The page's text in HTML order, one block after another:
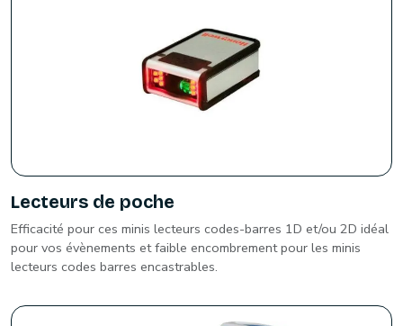
Lecteurs de poche
Efficacité pour ces minis lecteurs codes-barres 1D et/ou 2D idéal
pour vos évènements et faible encombrement pour les minis
lecteurs codes barres encastrables.